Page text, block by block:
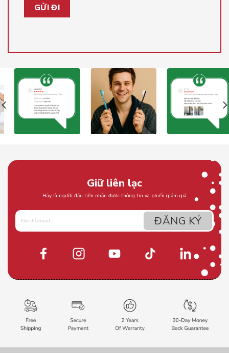
Giữ liên lạc
Hãy là người đầu tiên nhận được thông tin và phiếu giảm giá